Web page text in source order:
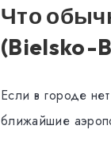
Что
(Bielsko-
Если в городе
ближайшие